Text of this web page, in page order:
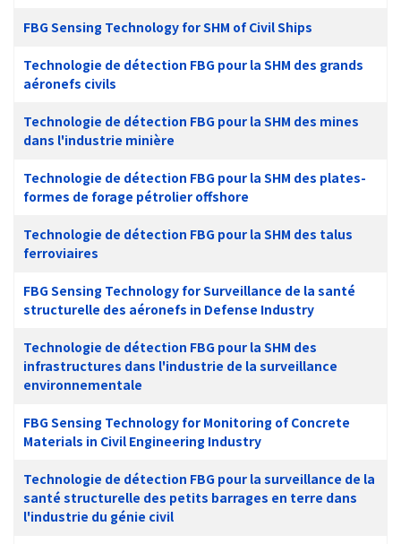
FBG Sensing Technology for SHM of Civil Ships
Technologie de détection FBG pour la SHM des grands
aéronefs civils
Technologie de détection FBG pour la SHM des mines
dans l'industrie minière
Technologie de détection FBG pour la SHM des plates-
formes de forage pétrolier offshore
Technologie de détection FBG pour la SHM des talus
ferroviaires
FBG Sensing Technology for Surveillance de la santé
structurelle des aéronefs in Defense Industry
Technologie de détection FBG pour la SHM des
infrastructures dans l'industrie de la surveillance
environnementale
FBG Sensing Technology for Monitoring of Concrete
Materials in Civil Engineering Industry
Technologie de détection FBG pour la surveillance de la
santé structurelle des petits barrages en terre dans
l'industrie du génie civil